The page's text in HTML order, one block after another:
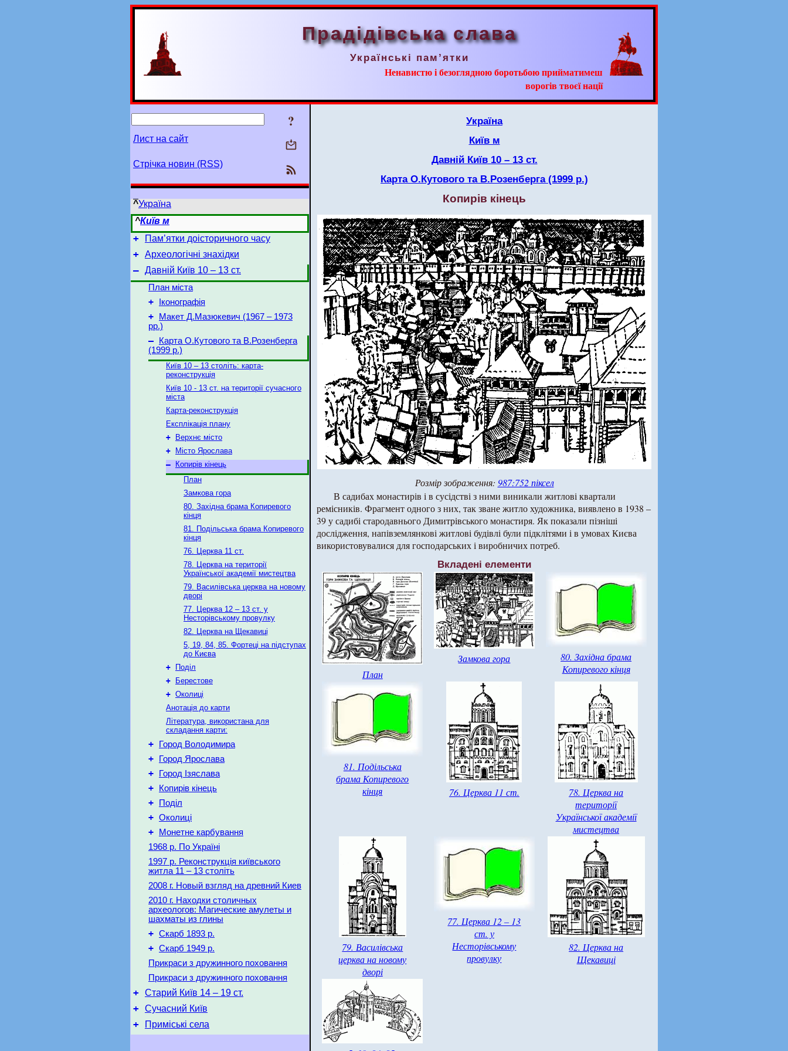
Прадідівська слава
Українські пам’ятки
Ненавистю і безоглядною боротьбою прийматимеш
ворогів твоєї нації
?
Лист на сайт
Стрічка новин (RSS)
^Україна
^Київ м
+ Пам’ятки доісторичного часу
+ Археологічні знахідки
– Давній Київ 10 – 13 ст.
План міста
+ Іконографія
+
Макет Д.Мазюкевич (1967 – 1973
рр.)
–
Карта О.Кутового та В.Розенберга
(1999 р.)
Київ 10 – 13 століть: карта-
реконструкція
Київ 10 - 13 ст. на території сучасного
міста
Карта-реконструкція
Експлікація плану
+
Верхнє місто
+
Місто Ярослава
–
Копирів кінець
План
Замкова гора
80. Західна брама Копиревого
кінця
81. Подільська брама Копиревого
кінця
76. Церква 11 ст.
78. Церква на території
Української академії мистецтва
79. Василівська церква на новому
дворі
77. Церква 12 – 13 ст. у
Несторівському провулку
82. Церква на Щекавиці
5, 19, 84, 85. Фортеці на підступах
до Києва
+
Поділ
+
Берестове
+ Околиці
Анотація до карти
Література, використана для
складання карти:
+ Город Володимира
+ Город Ярослава
+ Город Ізяслава
+ Копирів кінець
+ Поділ
+ Околиці
+
Монетне карбування
1968 р. По Україні
1997 р. Реконструкція київського
житла 11 – 13 століть
2008 г. Новый взгляд на древний Киев
2010 г. Находки столичных
археологов: Магические амулеты и
шахматы из глины
+ Скарб 1893 р.
+ Скарб 1949 р.
Прикраси з дружинного поховання
Прикраси з дружинного поховання
+ Старий Київ 14 – 19 ст.
+ Сучасний Київ
+ Приміські села
Україна
Київ м
Давній Київ 10 – 13 ст.
Карта О.Кутового та В.Розенберга (1999 р.)
Копирів кінець
Розмір зображення: 987:752 піксел
В садибах монастирів і в сусідстві з ними виникали житлові квартали
ремісників. Фрагмент одного з них, так зване житло художника, виявлено в 1938 –
39 у садибі стародавнього Димитрівського монастиря. Як показали пізніші
дослідження, напівземлянкові житлові будівлі були підклітями і в умовах Києва
використовувалися для господарських і виробничих потреб.
Вкладені елементи
План
Замкова гора
80. Західна брама
Копиревого кінця
81. Подільська
брама Копиревого
кінця
76. Церква 11 ст.
78. Церква на
території
Української академії
мистецтва
79. Василівська
церква на новому
дворі
77. Церква 12 – 13
ст. у
Несторівському
провулку
82. Церква на
Щекавиці